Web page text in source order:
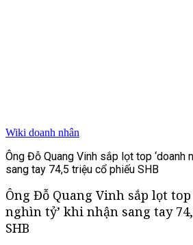
Wiki doanh nhân
Ông Đỗ Quang Vinh sắp lọt top ‘doanh
sang tay 74,5 triệu cổ phiếu SHB
Ông Đỗ Quang Vinh sắp lọt
nghìn tỷ’ khi nhận sang tay
SHB